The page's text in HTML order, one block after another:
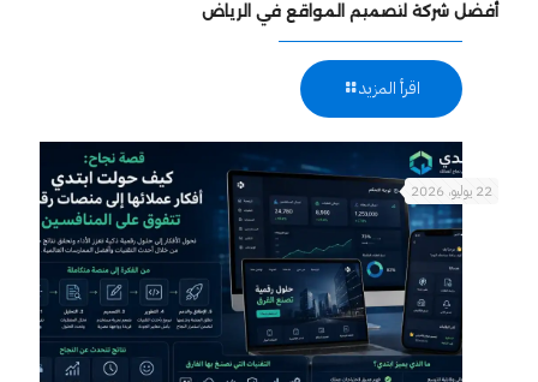
أفضل شركة لتصميم المواقع في الرياض
اقرأ المزيد
22 يوليو، 2026